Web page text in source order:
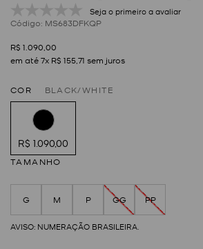
Seja o primeiro a avaliar
: MS683DFKQP
R$ 1 090 00
em até7x R$ 15571 sem juros
COR BLACK/WHITE
R$ 1.090,00
TAMANHO
G M P GG PP